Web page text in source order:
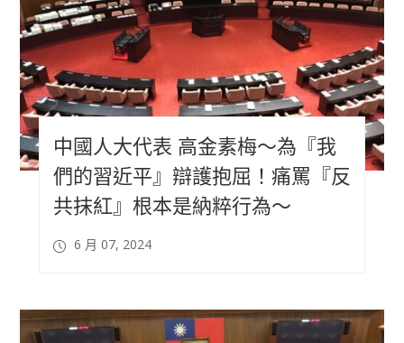
中國人大代表 高金素梅～為『我
們的習近平』辯護抱屈！痛罵『反
共抹紅』根本是納粹行為～
6 月 07, 2024